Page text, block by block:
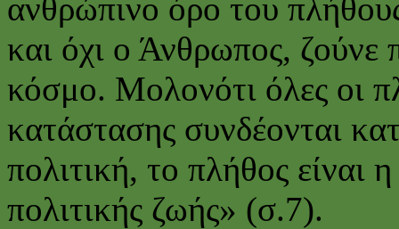
ανθρώπινο όρο του
και όχι ο Άνθρωπος, ζούνε
κόσμο. Μολονότι όλες οι
κατάστασης συνδέονται
πολιτική, το πλήθος είναι
πολιτικής ζωής» (σ.7).